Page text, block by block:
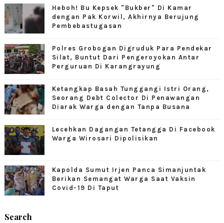
Heboh! Bu Kepsek "Bukber" Di Kamar
dengan Pak Korwil, Akhirnya Berujung
Pembebastugasan
Polres Grobogan Digruduk Para Pendekar
Silat, Buntut Dari Pengeroyokan Antar
Perguruan Di Karangrayung
Ketangkap Basah Tunggangi Istri Orang,
Seorang Debt Colector Di Penawangan
Diarak Warga dengan Tanpa Busana
Lecehkan Dagangan Tetangga Di Facebook
Warga Wirosari Dipolisikan
Kapolda Sumut Irjen Panca Simanjuntak
Berikan Semangat Warga Saat Vaksin
Covid-19 Di Taput
Search